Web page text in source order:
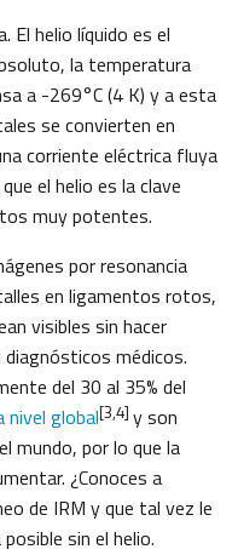
El helio líquido es el
la temperatura
a -269°C (4 K) y a esta
se convierten en
corriente eléctrica fluya
el helio es la clave
muy potentes.
por resonancia
en ligamentos rotos,
visibles sin hacer
médicos.
del 30 al 35% del
nivel global[3,4] y son
mundo, por lo que la
¿Conoces a
de IRM y que tal vez le
sin el helio.